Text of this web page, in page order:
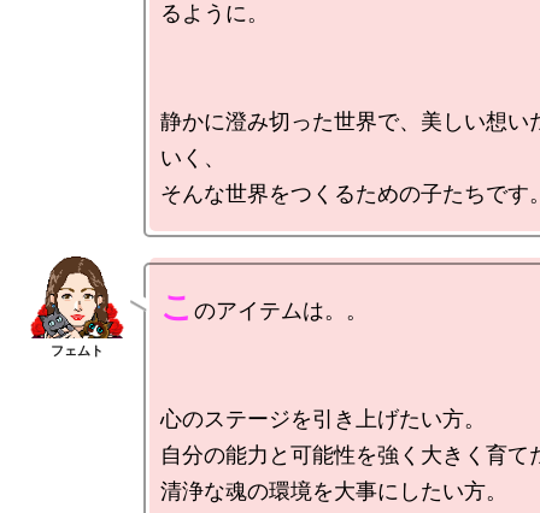
るように。
静かに澄み切った世界で、美しい想い
いく、
こ のアイテムは。。
心のステージを引き上げたい方。
自分の能力と可能性を強く大きく育て
清浄な魂の環境を大事にしたい方。